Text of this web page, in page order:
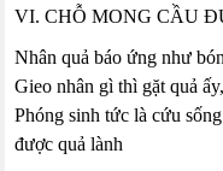
VI. CHỖ MONG CẦU
Nhân quả báo ứng như
Gieo nhân gì thì gặt quả
Phóng sinh tức là cứu
được quả lành